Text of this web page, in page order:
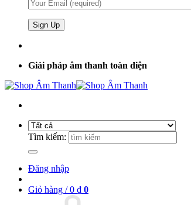
Giải pháp âm thanh toàn diện
Tìm kiếm:
Đăng nhập
Giỏ hàng /0 ₫ 0